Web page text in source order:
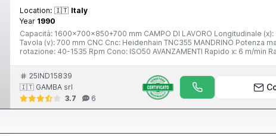
Location: 🇮🇹 Italy
Year 1990
Capacità: 1600x700x850+700 mm CAMPO DI LAVORO Longitudinale (x): 1600 mm Verticale (y): 850 mm Trasversale ram (z): 700 mm
Tavola (v): 700 mm CNC Cnc: Heidenhain TNC355 MANDRINO Potenza mandrino: 15 Kw Cambio gamma: 3 gamme automatiche Velocità
rotazione: 40-1535 Rpm Cono: ISO50 AVANZAMENTI Rapido x: 6 m/min Rapido y: 6 m/min Rapido z: 6 m/min X: 1 m/min Y: 1 m/min Z: 1
25IND15839
🇮🇹 GAMBA srl
3.7
6